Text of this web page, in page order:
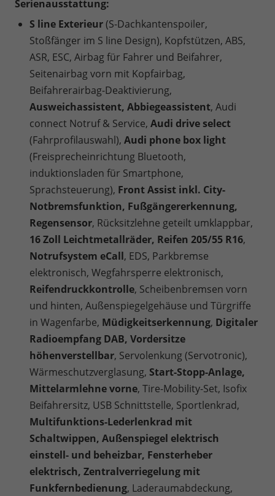
Serienausstattung:
S line Exterieur(S-Dachkantenspoiler,
Stoßfänger im S line Design), Kopfstützen, ABS,
ASR, ESC, Airbag für Fahrer und Beifahrer,
Seitenairbag vorn mit Kopfairbag,
Beifahrerairbag-Deaktivierung,
Ausweichassistent, Abbiegeassistent, Audi
connect Notruf & Service, Audi drive select
(Fahrprofilauswahl), Audi phone box light
(Freisprecheinrichtung Bluetooth,
induktionsladen für Smartphone,
Sprachsteuerung), Front Assist inkl. City-
Notbremsfunktion, Fußgängererkennung,
Regensensor, Rücksitzlehne geteilt umklappbar,
16 Zoll Leichtmetallräder, Reifen 205/55 R16,
Notrufsystem eCall, EDS, Parkbremse
elektronisch, Wegfahrsperre elektronisch,
Reifendruckkontrolle, Scheibenbremsen vorn
und hinten, Außenspiegelgehäuse und Türgriffe
in Wagenfarbe, Müdigkeitserkennung, Digitaler
Radioempfang DAB, Vordersitze
höhenverstellbar, Servolenkung (Servotronic),
Wärmeschutzverglasung, Start-Stopp-Anlage,
Mittelarmlehne vorne, Tire-Mobility-Set, Isofix
Beifahrersitz, USB Schnittstelle, Sportlenkrad,
Multifunktions-Lederlenkrad mit
Schaltwippen, Außenspiegel elektrisch
einstell- und beheizbar, Fensterheber
elektrisch, Zentralverriegelung mit
Funkfernbedienung, Laderaumabdeckung,